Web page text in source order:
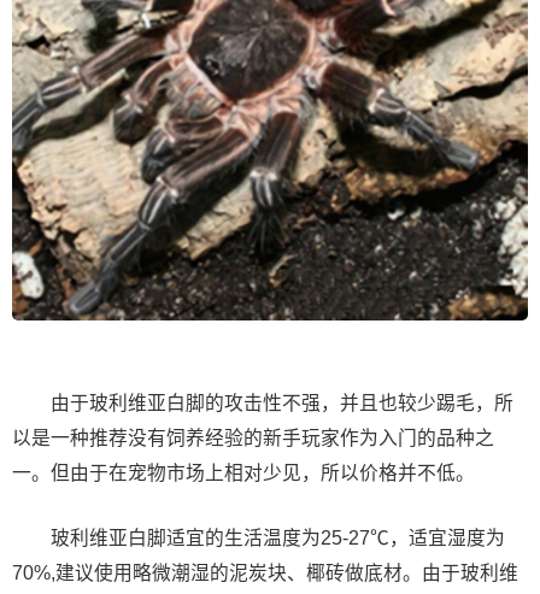
由于玻利维亚白脚的攻击性不强，并且也较少踢毛，所
以是一种推荐没有饲养经验的新手玩家作为入门的品种之
一。但由于在宠物市场上相对少见，所以价格并不低。
玻利维亚白脚适宜的生活温度为25-27℃，适宜湿度为
70%,建议使用略微潮湿的泥炭块、椰砖做底材。由于玻利维